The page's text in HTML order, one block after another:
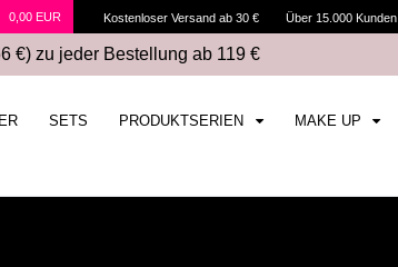
Kostenloser Versand ab 30 € Über 15.000 Kunden
0,00 EUR
€) zu jeder Bestellung ab 119 €
SETS PRODUKTSERIEN MAKE UP